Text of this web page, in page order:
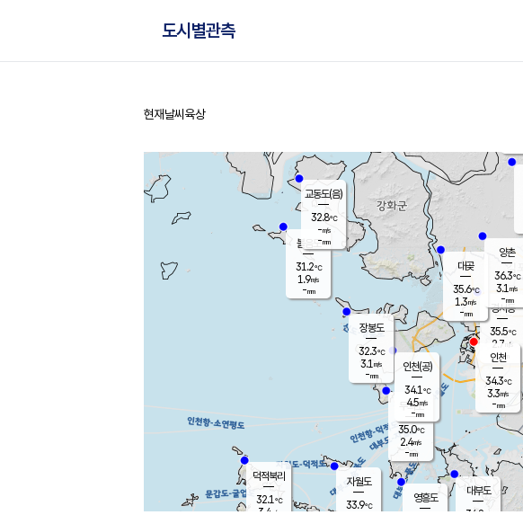
도시별관측
홈
현재날씨 육상
무의도
35.0℃
2.4m/s
-mm
영흥도
볼음도
31.2℃
1.9m/s
-mm
자월도
33.9℃
장봉도
32.3℃
3.1 m/s
-mm
대부도
경서동
35.5℃
2.7 m/s
-mm
대곶
35.6℃
1.3m/s
-mm
양촌
36.3℃
3.1 m/s
-mm
덕적북리
32.1℃
3.4 m/s
인천(공)
34.1℃
4.5m/s
-mm
교동도(음)
32.8℃
-m/s
-mm
인천
34.3℃
3.3m/s
-mm